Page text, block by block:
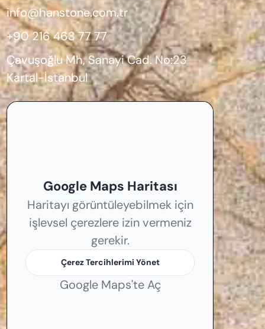
info@hanstone.com.tr
+90 216 463 77 77
Çavuşoğlu Mh, Sanayi Cad. No:23
Kartal-İstanbul
Google Maps Haritası
Haritayı görüntüleyebilmek için
işlevsel çerezlere izin vermeniz
gerekir.
Çerez Tercihlerimi Yönet
Google Maps'te Aç